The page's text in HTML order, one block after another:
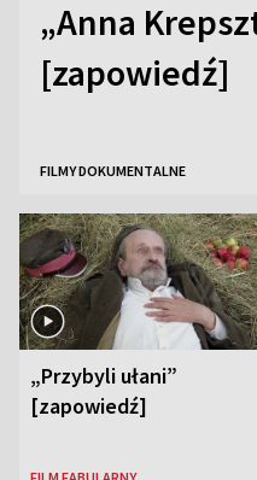
„Anna
[zapowiedź]
FILMY DOKUMENTALNE
„Przybyli ułani”
[zapowiedź]